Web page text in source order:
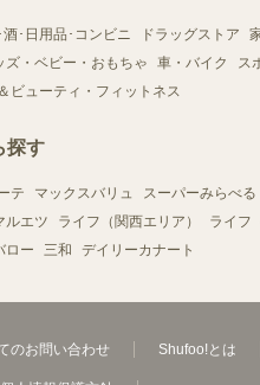
･日用品･コンビニ ドラッグストア
ズ・ベビー・おもちゃ 車・バイク
ス
ビューティ・フィットネス
探す
テ マックスバリュ スーパーみらべる
ルエツ ライフ（関西エリア）
ライフ
ロー 三和 デイリーカナート
のお問い合わせ Shufoo!とは